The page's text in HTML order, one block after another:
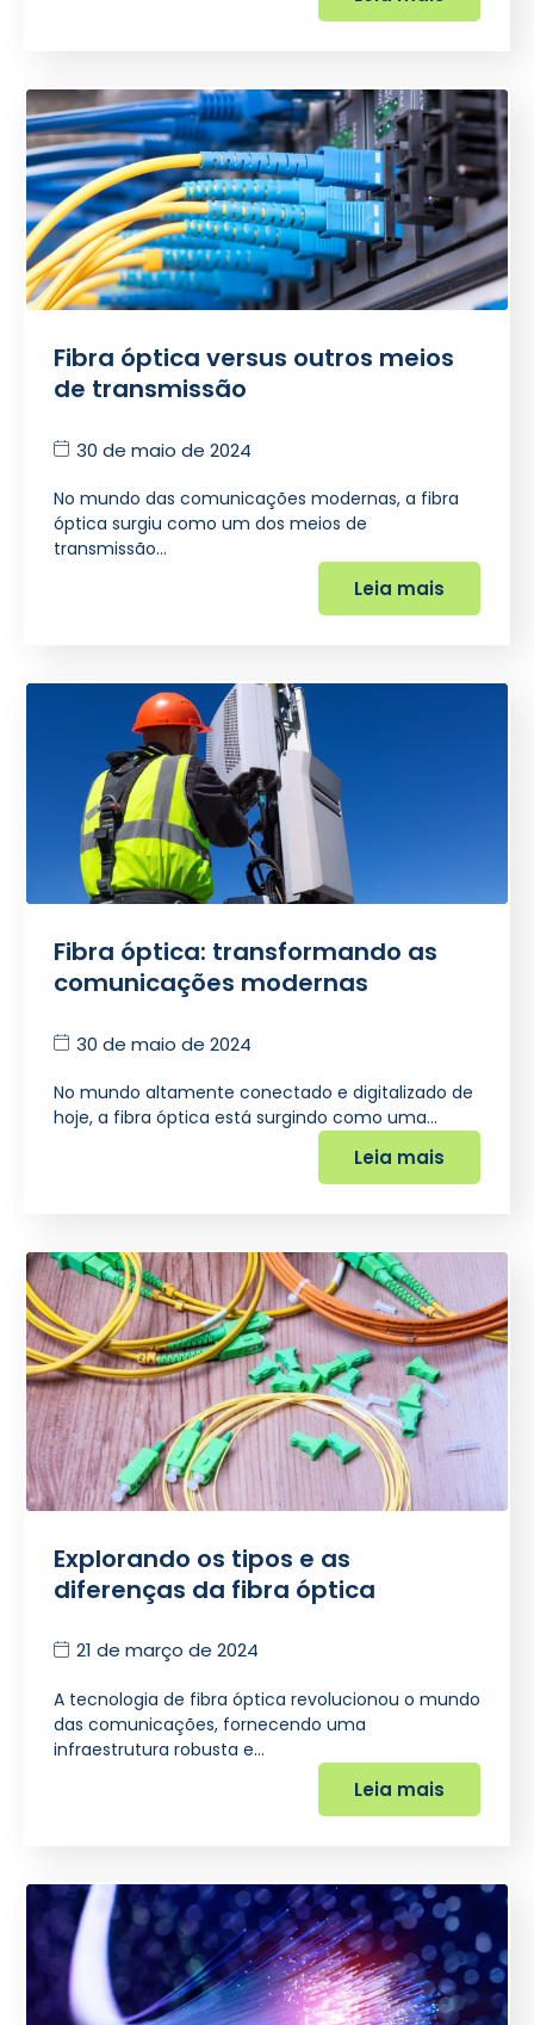
Fibra óptica versus outros meios
de transmissão
30 de maio de 2024
No mundo das comunicações modernas, a fibra
óptica surgiu como um dos meios de
transmissão…
Leia mais
Fibra óptica: transformando as
comunicações modernas
30 de maio de 2024
No mundo altamente conectado e digitalizado de
hoje, a fibra óptica está surgindo como uma…
Leia mais
Explorando os tipos e as
diferenças da fibra óptica
21 de março de 2024
A tecnologia de fibra óptica revolucionou o mundo
das comunicações, fornecendo uma
infraestrutura robusta e…
Leia mais